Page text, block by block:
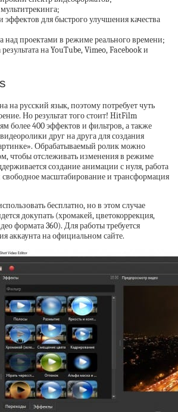
эффектов для быстрого улучшения качества
над проектами в режиме реального времени;
на YouTube, Vimeo, Facebook и
на русский язык, поэтому потребует чуть
Но результат того стоит! HitFilm
более 400 эффектов и фильтров, а также
друг на друга для создания
Обрабатываемый ролик можно
чтобы отслеживать изменения в режиме
создание анимации с нуля, работа
масштабирование и трансформация
бесплатно, но в этом случае
докупать (хромакей, цветокоррекция,
формата 360). Для работы требуется
аккаунта на официальном сайте.